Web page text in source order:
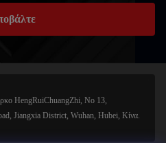
HengRuiChuangZhi, No 13,
Jiangxia District, Wuhan, Hubei, Κίνα.